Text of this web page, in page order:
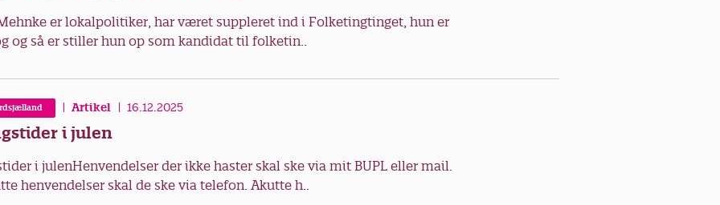
er lokalpolitiker, har været suppleret ind i Folketingtinget, hun er
og så er stiller hun op som kandidat til folketin..
Artikel 16.12.2025
i julen
i julenHenvendelser der ikke haster skal ske via mit BUPL eller mail.
henvendelser skal de ske via telefon. Akutte h..